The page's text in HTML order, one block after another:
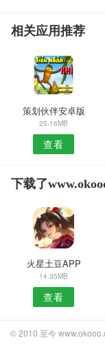
相关应用推荐
策划伙伴安卓版
25.16MB
查看
下载了
火星土豆APP
14.35MB
查看
© 2010 至今